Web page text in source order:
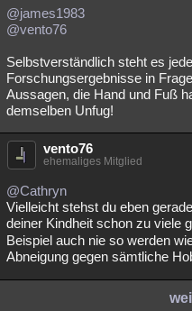
@james1983
@vento76
Selbstverständlich steht es
Forschungsergebnisse in
Aussagen, die Hand und Fuß
demselben Unfug!
vento76
ehemaliges Mitglied
@Cathryn
Vielleicht stehst du eben
deiner Kindheit schon zu viele
Beispiel auch nie so werden
Abneigung gegen sämtliche